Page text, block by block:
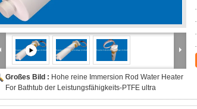
Großes Bild : Hohe reine Immersion Rod Water Heater
For Bathtub der Leistungsfähigkeits-PTFE ultra